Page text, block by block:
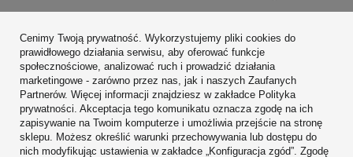
Konto
Regulaminy
Zobacz również
W sklepie prezentujemy ceny brutto (z VAT).
Cenimy Twoją prywatność. Wykorzystujemy pliki cookies do
prawidłowego działania serwisu, aby oferować funkcje
społecznościowe, analizować ruch i prowadzić działania
marketingowe - zarówno przez nas, jak i naszych Zaufanych
Partnerów. Więcej informacji znajdziesz w zakładce Polityka
prywatności. Akceptacja tego komunikatu oznacza zgodę na ich
zapisywanie na Twoim komputerze i umożliwia przejście na stronę
sklepu. Możesz określić warunki przechowywania lub dostępu do
nich modyfikując ustawienia w zakładce „Konfiguracja zgód”. Zgodę